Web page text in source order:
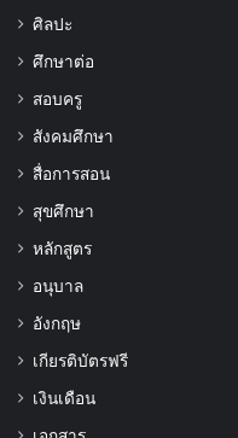
ศิลปะ
ศึกษาต่อ
สอบครู
สังคมศึกษา
สื่อการสอน
สุขศึกษา
หลักสูตร
อนุบาล
อังกฤษ
เกียรติบัตรฟรี
เงินเดือน